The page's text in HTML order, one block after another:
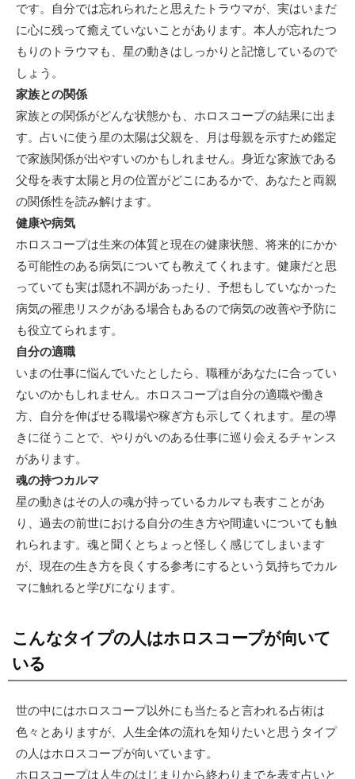
です。自分では忘れられたと思えたトラウマが、実はいまだ
に心に残って癒えていないことがあります。本人が忘れたつ
もりのトラウマも、星の動きはしっかりと記憶しているので
しょう。
家族との関係
家族との関係がどんな状態かも、ホロスコープの結果に出ま
す。占いに使う星の太陽は父親を、月は母親を示すため鑑定
で家族関係が出やすいのかもしれません。身近な家族である
父母を表す太陽と月の位置がどこにあるかで、あなたと両親
の関係性を読み解けます。
健康や病気
ホロスコープは生来の体質と現在の健康状態、将来的にかか
る可能性のある病気についても教えてくれます。健康だと思
っていても実は隠れ不調があったり、予想もしていなかった
病気の罹患リスクがある場合もあるので病気の改善や予防に
も役立てられます。
自分の適職
いまの仕事に悩んでいたとしたら、職種があなたに合ってい
ないのかもしれません。ホロスコープは自分の適職や働き
方、自分を伸ばせる職場や稼ぎ方も示してくれます。星の導
きに従うことで、やりがいのある仕事に巡り会えるチャンス
があります。
魂の持つカルマ
星の動きはその人の魂が持っているカルマも表すことがあ
り、過去の前世における自分の生き方や間違いについても触
れられます。魂と聞くとちょっと怪しく感じてしまいます
が、現在の生き方を良くする参考にするという気持ちでカル
マに触れると学びになります。
こんなタイプの人はホロスコープが向いて
いる
世の中にはホロスコープ以外にも当たると言われる占術は
色々とありますが、人生全体の流れを知りたいと思うタイプ
の人はホロスコープが向いています。
ホロスコープは人生のはじまりから終わりまでを表す占いと